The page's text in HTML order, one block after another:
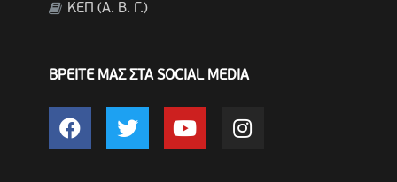
ΚΕΠ (Α. Β. Γ.)
ΒΡΕΙΤΕ ΜΑΣ ΣΤΑ SOCIAL MEDIA